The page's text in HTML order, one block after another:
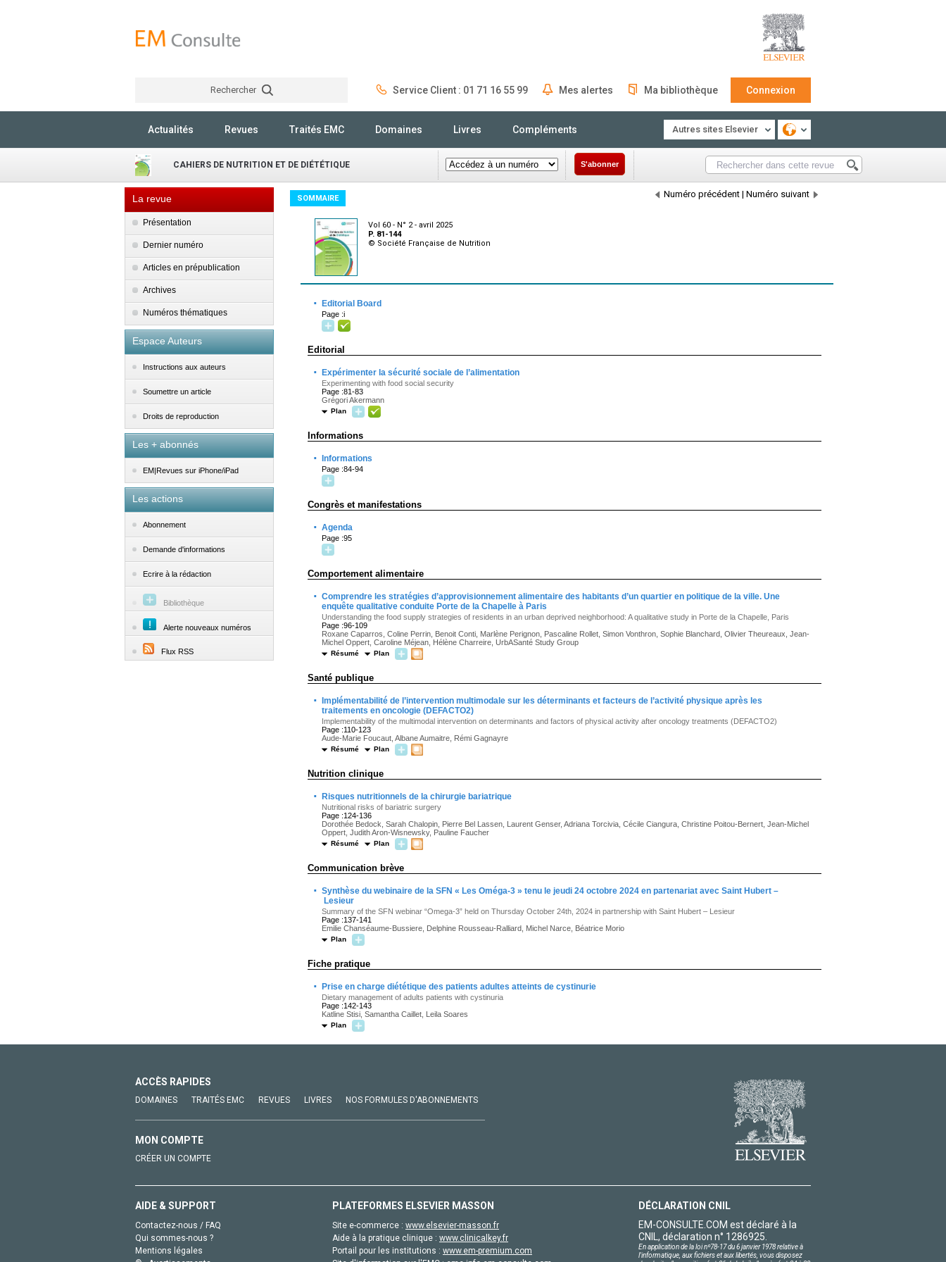
Rechercher Service Client : 01 71 16 55 99 Mes alertes Ma bibliothèque Connexion
Actualités Revues Traités EMC Domaines Livres Compléments Autres sites Elsevier
CAHIERS DE NUTRITION ET DE DIÉTÉTIQUE S'abonner
La revue
Présentation
Dernier numéro
Articles en prépublication
Archives
Numéros thématiques
Espace Auteurs
Instructions aux auteurs
Soumettre un article
Droits de reproduction
Les + abonnés
EM|Revues sur iPhone/iPad
Les actions
Abonnement
Demande d'informations
Ecrire à la rédaction
Bibliothèque
Alerte nouveaux numéros
Flux RSS
SOMMAIRE Numéro précédent | Numéro suivant
Vol 60 - N° 2 - avril 2025
P. 81-144
© Société Française de Nutrition
· Editorial Board
Page :i
Editorial
· Expérimenter la sécurité sociale de l’alimentation
Experimenting with food social security
Page :81-83
Grégori Akermann
Plan
Informations
· Informations
Page :84-94
Congrès et manifestations
· Agenda
Page :95
Comportement alimentaire
· Comprendre les stratégies d’approvisionnement alimentaire des habitants d’un quartier en politique de la ville. Une
enquête qualitative conduite Porte de la Chapelle à Paris
Understanding the food supply strategies of residents in an urban deprived neighborhood: A qualitative study in Porte de la Chapelle, Paris
Page :96-109
Roxane Caparros, Coline Perrin, Benoit Conti, Marlène Perignon, Pascaline Rollet, Simon Vonthron, Sophie Blanchard, Olivier Theureaux, Jean-
Michel Oppert, Caroline Méjean, Hélène Charreire, UrbASanté Study Group
Résumé Plan
Santé publique
·
Implémentabilité de l’intervention multimodale sur les déterminants et facteurs de l’activité physique après les
traitements en oncologie (DEFACTO2)
Implementability of the multimodal intervention on determinants and factors of physical activity after oncology treatments (DEFACTO2)
Page :110-123
Aude-Marie Foucaut, Albane Aumaitre, Rémi Gagnayre
Résumé Plan
Nutrition clinique
· Risques nutritionnels de la chirurgie bariatrique
Nutritional risks of bariatric surgery
Page :124-136
Dorothée Bedock, Sarah Chalopin, Pierre Bel Lassen, Laurent Genser, Adriana Torcivia, Cécile Ciangura, Christine Poitou-Bernert, Jean-Michel
Oppert, Judith Aron-Wisnewsky, Pauline Faucher
Résumé Plan
Communication brève
· Synthèse du webinaire de la SFN « Les Oméga-3 » tenu le jeudi 24 octobre 2024 en partenariat avec Saint Hubert –
Lesieur
Summary of the SFN webinar “Omega-3” held on Thursday October 24th, 2024 in partnership with Saint Hubert – Lesieur
Page :137-141
Emilie Chanséaume-Bussiere, Delphine Rousseau-Ralliard, Michel Narce, Béatrice Morio
Plan
Fiche pratique
· Prise en charge diététique des patients adultes atteints de cystinurie
Dietary management of adults patients with cystinuria
Page :142-143
Katline Stisi, Samantha Caillet, Leila Soares
Plan
ACCÈS RAPIDES
DOMAINES TRAITÉS EMC REVUES LIVRES NOS FORMULES D'ABONNEMENTS
MON COMPTE
CRÉER UN COMPTE
AIDE & SUPPORT
Contactez-nous / FAQ
Qui sommes-nous ?
Mentions légales
PLATEFORMES ELSEVIER MASSON
Site e-commerce : www.elsevier-masson.fr
Aide à la pratique clinique : www.clinicalkey.fr
Portail pour les institutions : www.em-premium.com
DÉCLARATION CNIL
EM-CONSULTE.COM est déclaré à la
CNIL, déclaration n° 1286925.
En application de la loi nº78-17 du 6 janvier 1978 relative à
l'informatique, aux fichiers et aux libertés, vous disposez